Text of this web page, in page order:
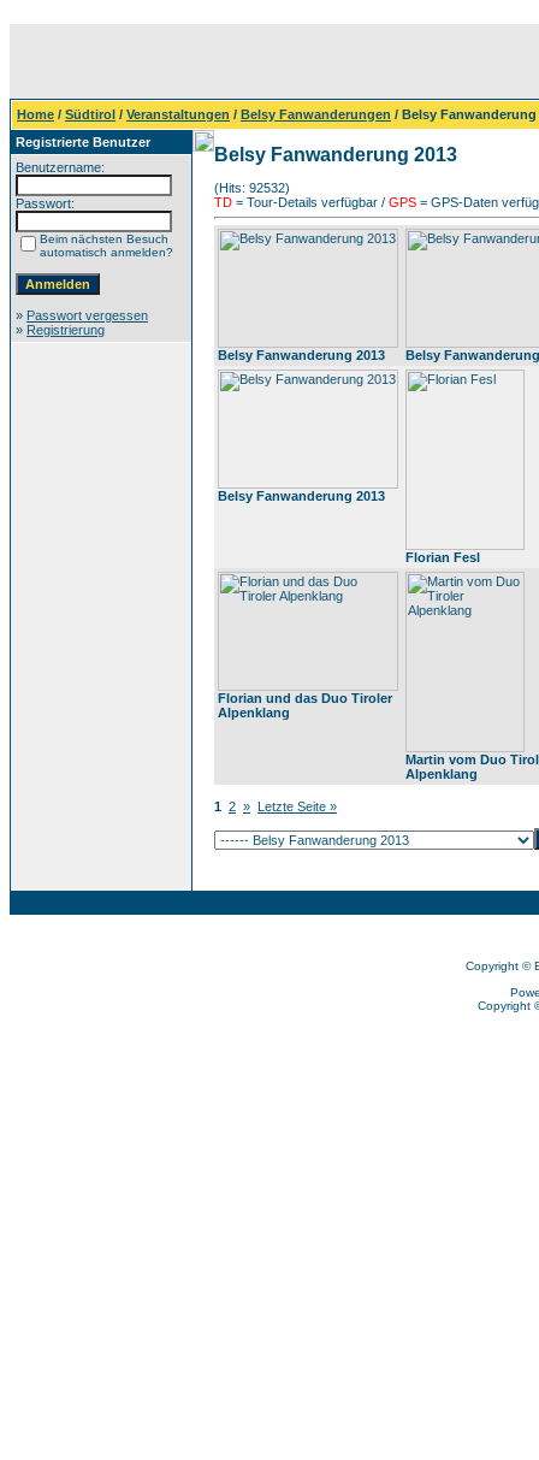
Home / Südtirol / Veranstaltungen / Belsy Fanwanderungen / Belsy Fanwanderung
Registrierte Benutzer
Benutzername:
Passwort:
Beim nächsten Besuch
automatisch anmelden?
» Passwort vergessen
» Registrierung
Belsy Fanwanderung 2013
(Hits: 92532)
TD = Tour-Details verfügbar / GPS = GPS-Daten
Belsy Fanwanderung 2013 Belsy
Belsy Fanwanderung 2013
Florian Fesl
Florian und das Duo Tiroler
Alpenklang
Martin vom Duo
Alpenklang
1 2 » Letzte Seite »
Copyright ©
Copyright